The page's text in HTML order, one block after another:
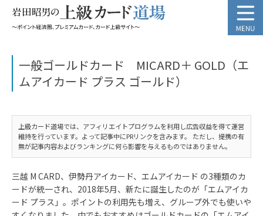
一般ゴールドカード MICARD＋ GOLD（エ
ムアイカード プラス ゴールド）
上級カード道場では、アフィリエイトプログラムを利用し広告収益を得て運営
維持を行っています。よって記事中にPRリンクを含みます。 ただし、提携の有
無が記事内容およびランキングに何ら影響を与えるものではありません。
三越 M CARD、伊勢丹アイカード、エムアイカード の3種類のカ
ードが統一され、2018年5月、新たに誕生したのが「エムアイカ
ード プラス」。ポイントの利用先も増え、グループ外でも使いや